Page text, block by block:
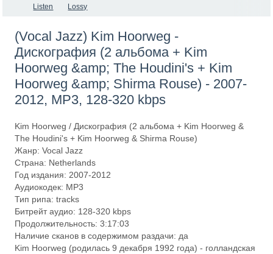
Listen Lossy
(Vocal Jazz) Kim Hoorweg -
Дискография (2 альбома + Kim
Hoorweg &amp; The Houdini's + Kim
Hoorweg &amp; Shirma Rouse) - 2007-
2012, MP3, 128-320 kbps
Kim Hoorweg / Дискография (2 альбома + Kim Hoorweg &
The Houdini's + Kim Hoorweg & Shirma Rouse)
Жанр: Vocal Jazz
Страна: Netherlands
Год издания: 2007-2012
Аудиокодек: MP3
Тип рипа: tracks
Битрейт аудио: 128-320 kbps
Продолжительность: 3:17:03
Наличие сканов в содержимом раздачи: да
Kim Hoorweg (родилась 9 декабря 1992 года) - голландская